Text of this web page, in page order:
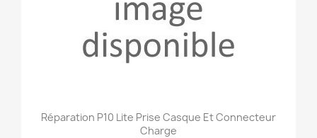
Réparation P10 Lite Prise Casque Et Connecteur
Charge